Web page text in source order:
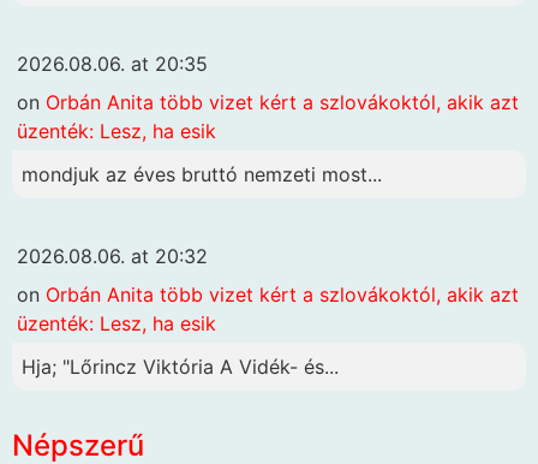
2026.08.06. at 20:35
on Orbán Anita több vizet kért a szlovákoktól, akik azt
üzenték: Lesz, ha esik
mondjuk az éves bruttó nemzeti most...
2026.08.06. at 20:32
on Orbán Anita több vizet kért a szlovákoktól, akik azt
üzenték: Lesz, ha esik
Hja; "Lőrincz Viktória A Vidék- és...
Népszerű